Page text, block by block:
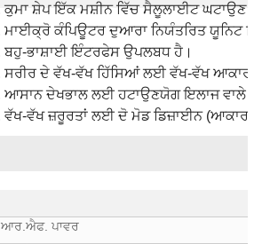
ਕੁਮਾ ਸ਼ੇਪ ਇੱਕ ਮਸ਼ੀਨ ਵਿੱਚ ਸੈਲੂਲਾਈਟ ਘਟਾਉਣ
ਮਾਈਕ੍ਰੋ ਕੰਪਿਊਟਰ ਦੁਆਰਾ ਨਿਯੰਤਰਿਤ ਯੂਨਿਟ
ਬਹੁ-ਭਾਸ਼ਾਈ ਇੰਟਰਫੇਸ ਉਪਲਬਧ ਹੈ।
ਸਰੀਰ ਦੇ ਵੱਖ-ਵੱਖ ਹਿੱਸਿਆਂ ਲਈ ਵੱਖ-ਵੱਖ ਆਕਾਰ
ਆਸਾਨ ਦੇਖਭਾਲ ਲਈ ਹਟਾਉਣਯੋਗ ਇਲਾਜ ਵਾਲੇ
ਵੱਖ-ਵੱਖ ਜ਼ਰੂਰਤਾਂ ਲਈ ਦੋ ਮੋਡ ਡਿਜ਼ਾਈਨ (ਆਕਾਰ
ਆਰ.ਐਫ. ਪਾਵਰ